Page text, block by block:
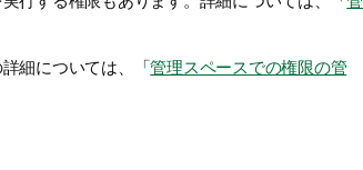
細については、「管理スペースでの権限の管